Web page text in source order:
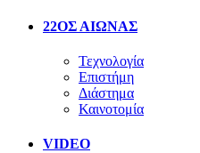
22ΟΣ ΑΙΩΝΑΣ
Τεχνολογία
Επιστήμη
Διάστημα
Καινοτομία
VIDEO